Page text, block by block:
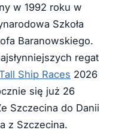
w 1992 roku w
Szkoła
Baranowskiego.
regat
Ship Races 2026
się już 26
Szczecina do Danii
z Szczecina.